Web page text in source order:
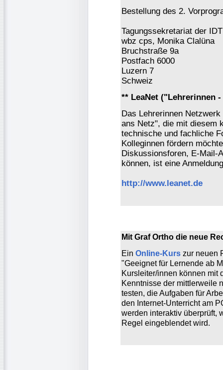
Bestellung des 2.
Tagungssekretariat der
wbz cps, Monika Clalüna
Bruchstraße 9a
Postfach 6000
Luzern 7
Schweiz
** LeaNet ("Lehrerinnen
Das Lehrerinnen
ans Netz", die mit diesem
technische und fachliche
Kolleginnen fördern
Diskussionsforen, E-Mail-
können, ist eine
http://www.leanet.de
Mit Graf Ortho die neue
Ein Online-Kurs zur neuen
"Geeignet für Lernende ab
Kursleiter/innen können mit
Kenntnisse der mittlerweile
testen, die Aufgaben für
den Internet-Unterricht am
werden interaktiv überprüft,
Regel eingeblendet wird.